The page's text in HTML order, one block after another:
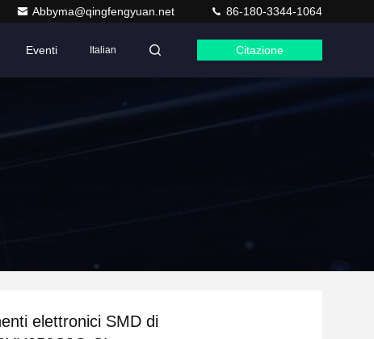
Abbyma@qingfengyuan.net 86-180-3344-1064
Eventi Italian Citazione
elettronici SMD di